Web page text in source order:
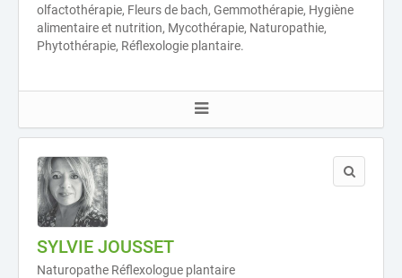
olfactothérapie, Fleurs de bach, Gemmothérapie, Hygiène
alimentaire et nutrition, Mycothérapie, Naturopathie,
Phytothérapie, Réflexologie plantaire.
SYLVIE JOUSSET
Naturopathe Réflexologue plantaire